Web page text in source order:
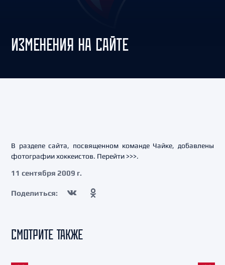
ИЗМЕНЕНИЯ НА САЙТЕ
В разделе сайта, посвященном команде Чайке, добавлены
фотографии хоккеистов. Перейти >>>.
11 сентября 2009 г.
Поделиться:
СМОТРИТЕ ТАКЖЕ